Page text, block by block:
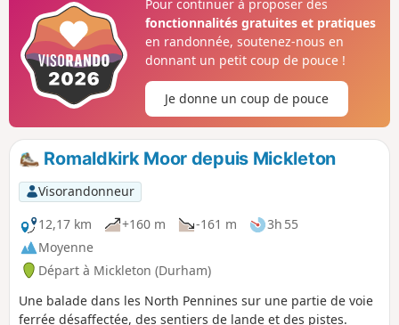
Pour continuer à proposer des
fonctionnalités gratuites et pratiques
en randonnée, soutenez-nous en
donnant un petit coup de pouce !
Je donne un coup de pouce
Romaldkirk Moor depuis Mickleton
Visorandonneur
12,17 km
+160 m -161 m
3h 55
Moyenne
Départ à Mickleton (Durham)
Une balade dans les North Pennines sur une partie de voie
ferrée désaffectée, des sentiers de lande et des pistes.